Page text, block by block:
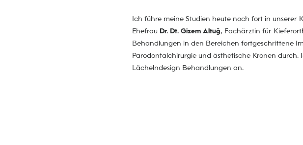
Ich führe meine Studien heute noch fort in unserer
Ehefrau Dr. Dt. Gizem Altuğ, Fachärztin für
Behandlungen in den Bereichen fortgeschrittene
Parodontalchirurgie und ästhetische Kronen
Lächelndesign Behandlungen an.